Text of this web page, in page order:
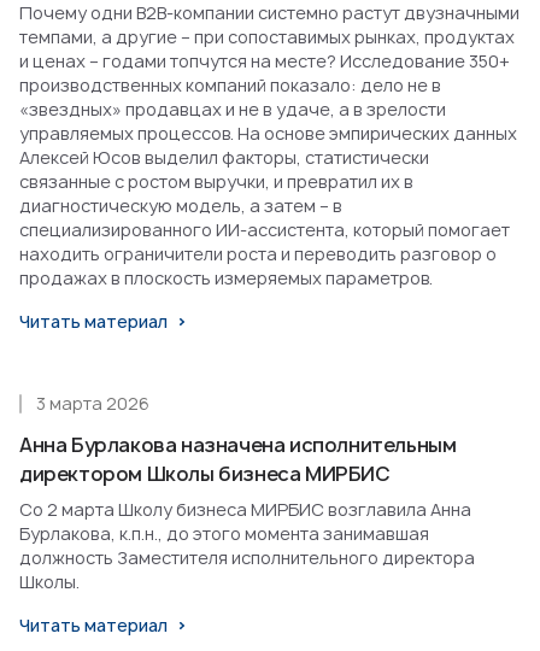
Почему одни B2B-компании системно растут двузначными
темпами, а другие – при сопоставимых рынках, продуктах
и ценах – годами топчутся на месте? Исследование 350+
производственных компаний показало: дело не в
«звездных» продавцах и не в удаче, а в зрелости
управляемых процессов. На основе эмпирических данных
Алексей Юсов выделил факторы, статистически
связанные с ростом выручки, и превратил их в
диагностическую модель, а затем – в
специализированного ИИ-ассистента, который помогает
находить ограничители роста и переводить разговор о
продажах в плоскость измеряемых параметров.
Читать материал
Анна Бурлакова назначена исполнительным
директором Школы бизнеса МИРБИС
3 марта 2026
Со 2 марта Школу бизнеса МИРБИС возглавила Анна
Бурлакова, к.п.н., до этого момента занимавшая
должность Заместителя исполнительного директора
Школы.
Читать материал